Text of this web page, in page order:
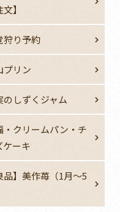
】
狩り予約
プリン
のしずくジャム
・クリームパン・チ
ケーキ
品】美作苺（1月～5